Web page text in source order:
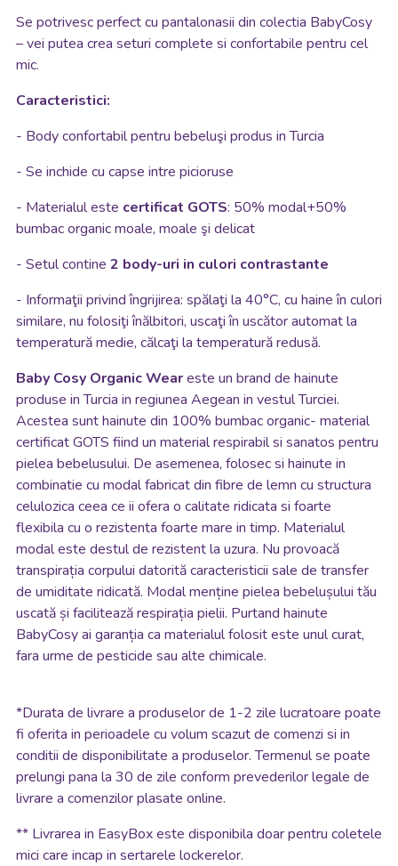
Se potrivesc perfect cu pantalonasii din colectia BabyCosy
– vei putea crea seturi complete si confortabile pentru cel
mic.
Caracteristici:
- Body confortabil pentru bebeluşi produs in Turcia
- Se inchide cu capse intre picioruse
- Materialul este certificat GOTS: 50% modal+50%
bumbac organic moale, moale şi delicat
- Setul contine 2 body-uri in culori contrastante
- Informaţii privind îngrijirea: spălaţi la 40°C, cu haine în culori
similare, nu folosiţi înălbitori, uscaţi în uscător automat la
temperatură medie, călcaţi la temperatură redusă.
Baby Cosy Organic Weareste un brand de hainute
produse in Turcia in regiunea Aegean in vestul Turciei.
Acestea sunt hainute din 100% bumbac organic- material
certificat GOTS fiind un material respirabil si sanatos pentru
pielea bebelusului. De asemenea, folosec si hainute in
combinatie cu modal fabricat din fibre de lemn cu structura
celulozica ceea ce ii ofera o calitate ridicata si foarte
flexibila cu o rezistenta foarte mare in timp. Materialul
modal este destul de rezistent la uzura. Nu provoacă
transpirația corpului datorită caracteristicii sale de transfer
de umiditate ridicată. Modal menține pielea bebelușului tău
uscată și facilitează respirația pielii. Purtand hainute
BabyCosy ai garanția ca materialul folosit este unul curat,
fara urme de pesticide sau alte chimicale.
*Durata de livrare a produselor de 1-2 zile lucratoare poate
fi oferita in perioadele cu volum scazut de comenzi si in
conditii de disponibilitate a produselor. Termenul se poate
prelungi pana la 30 de zile conform prevederilor legale de
livrare a comenzilor plasate online.
** Livrarea in EasyBox este disponibila doar pentru coletele
mici care incap in sertarele lockerelor.